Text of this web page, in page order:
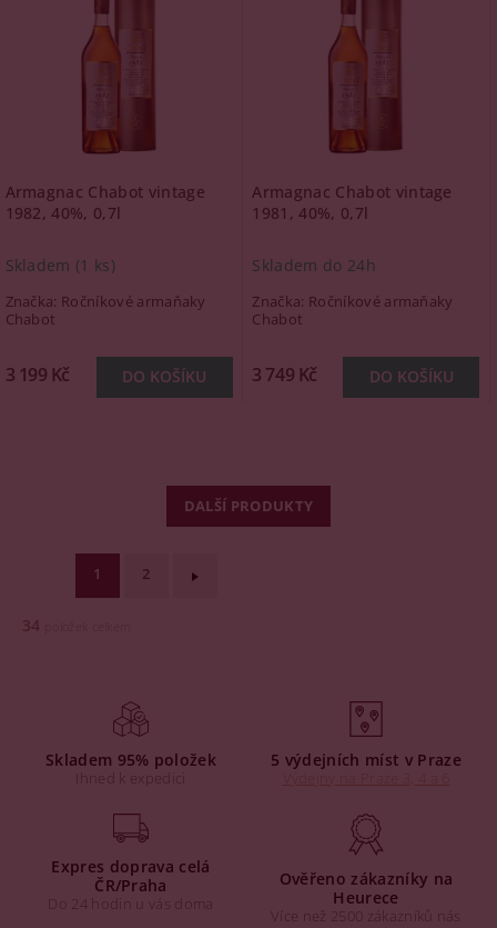
Armagnac Chabot vintage
1982, 40%, 0,7l
Skladem (1 ks)
Značka: Ročníkové armaňaky
Chabot
3 199 Kč
Armagnac Chabot vintage
1981, 40%, 0,7l
Skladem do 24h
Značka: Ročníkové armaňaky
Chabot
3 749 Kč
DALŠÍ PRODUKTY
1 2
34
Skladem 95% položek
Ihned k expedici
5 výdejních míst v Praze
Expres doprava celá
ČR/Praha
Do 24 hodin u vás doma
Ověřeno zákazníky na
Heurece
Více než 2500 zákazníků nás